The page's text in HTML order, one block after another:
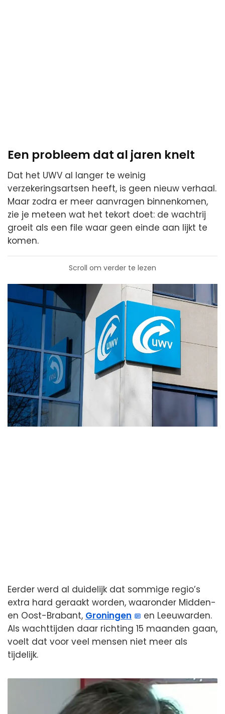
Een probleem dat al jaren knelt
Dat het UWV al langer te weinig
verzekeringsartsen heeft, is geen nieuw verhaal.
Maar zodra er meer aanvragen binnenkomen,
zie je meteen wat het tekort doet: de wachtrij
groeit als een file waar geen einde aan lijkt te
komen.
Scroll om verder te lezen
Eerder werd al duidelijk dat sommige regio’s
extra hard geraakt worden, waaronder Midden-
en Oost-Brabant, Groningen
en Leeuwarden.
Als wachttijden daar richting 15 maanden gaan,
voelt dat voor veel mensen niet meer als
tijdelijk.